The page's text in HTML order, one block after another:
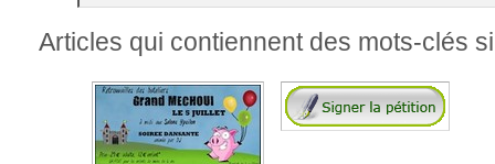
Articles qui contiennent des mots-clés